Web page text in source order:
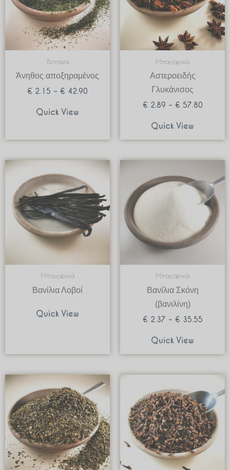
Βότανα
Άνηθος αποξηραμένος
€ 2.15 – € 42.90
Quick View
Μπαχαρικά
Αστεροειδής
Γλυκάνισος
€ 2.89 – € 57.80
Quick View
Μπαχαρικά
Βανίλια Λοβοί
Quick View
Μπαχαρικά
Βανίλια Σκόνη
(βανιλίνη)
€ 2.37 – € 35.55
€ 2.37
through
€ 35.55
Quick View
range:
€ 0.50
through
€ 10.00
range:
€ 2.00
through
€ 39.90